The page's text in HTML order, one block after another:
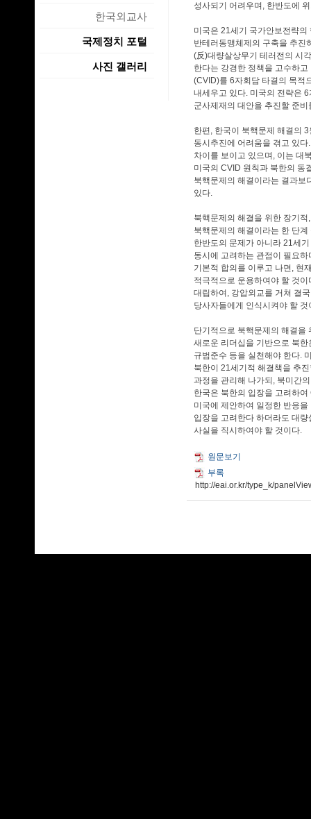
한국외교사
국제정치 포털
사진 갤러리
성사되기 어려우며, 한반도에
미국은 21세기 국가안보전략
반테러동맹체제의 구축을 추진
(反)대량살상무기 테러전의 시
한다는 강경한 정책을 고수하
(CVID)를 6자회담 타결의 목적
내세우고 있다. 미국의 전략은
군사제재의 대안을 추진할 준
한편, 한국이 북핵문제 해결의
동시추진에 어려움을 겪고 있
차이를 보이고 있으며, 이는 대
미국의 CVID 원칙과 북한의 동
북핵문제의 해결이라는 결과보
있다.
북핵문제의 해결을 위한 장기
북핵문제의 해결이라는 한 단
한반도의 문제가 아니라 21세
동시에 고려하는 관점이 필요
기본적 합의를 이루고 나면, 현
적극적으로 운용하여야 할 것
대립하여, 강압외교를 거쳐 결
당사자들에게 인식시켜야 할 것
단기적으로 북핵문제의 해결을
새로운 리더십을 기반으로 북
규범준수 등을 실천해야 한다.
북한이 21세기적 해결책을 추
과정을 관리해 나가되, 북미간
한국은 북한의 입장을 고려하
미국에 제안하여 일정한 반응
입장을 고려한다 하더라도 대
사실을 직시하여야 할 것이다.
원문보기
부록
http://eai.or.kr/type_k/